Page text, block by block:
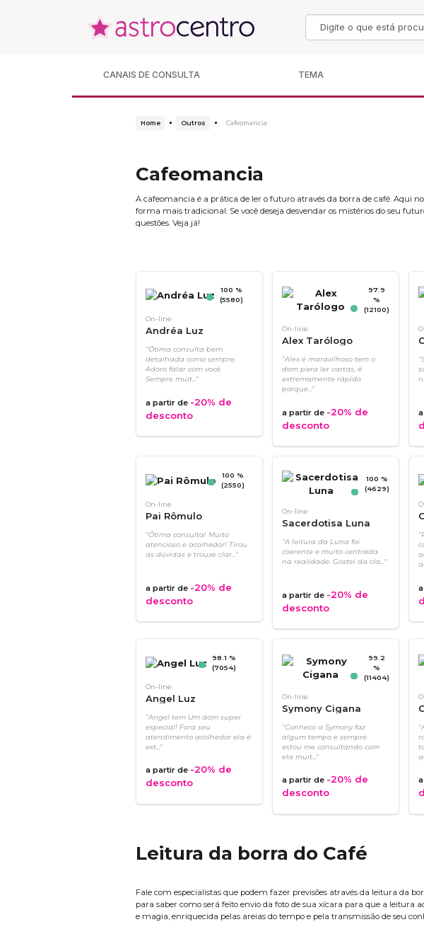
CANAIS DE CONSULTA TEMA
Home Outros Cafeomancia
Cafeomancia
A cafeomancia é a prática de ler o futuro através da borra de café. Aqui
forma mais tradicional. Se você deseja desvendar os mistérios do seu
questões. Veja já!
100 %
(5580)
On-line
Andréa Luz
"Ótima consulta bem
detalhada como sempre.
Adoro falar com você.
Sempre muit..."
a partir de -20% de
desconto
97.9
%
(12100)
On-line
Alex Tarólogo
"Alex é maravilhoso tem o
dom para ler cartas, é
extremamente rápido
porque..."
a partir de -20% de
desconto
100 %
(2550)
On-line
Pai Rômulo
"Ótima consulta! Muito
atencioso e acolhedor! Tirou
as dúvidas e trouxe clar..."
a partir de -20% de
desconto
100 %
(4629)
On-line
Sacerdotisa Luna
"A leitura da Luna foi
coerente e muito centrada
na realidade. Gostei da cla..."
a partir de -20% de
desconto
98.1 %
(7054)
On-line
Angel Luz
"Angel tem Um dom super
especial! Fora seu
atendimento acolhedor ela é
ext..."
a partir de -20% de
desconto
99.2
%
(11404)
On-line
Symony Cigana
"Conheco a Symony faz
algum tempo e sempre
estou me consultando com
ela muit..."
a partir de -20% de
desconto
Leitura da borra do Café
Fale com especialistas que podem fazer previsões através da leitura da
para saber como será feito envio da foto de sua xícara para que a
e magia, enriquecida pelas areias do tempo e pela transmissão de seu